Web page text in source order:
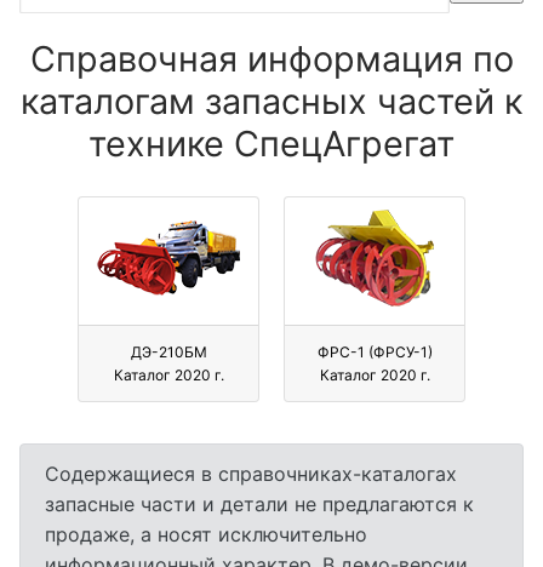
Справочная информация по
каталогам запасных частей к
технике СпецАгрегат
ДЭ-210БМ
Каталог 2020 г.
ФРС-1 (ФРСУ-1)
Каталог 2020 г.
Содержащиеся в справочниках-каталогах
запасные части и детали не предлагаются к
продаже, а носят исключительно